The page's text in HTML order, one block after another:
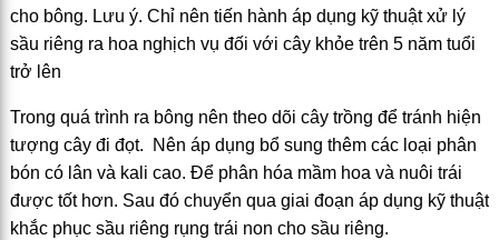
cho bông. Lưu ý. Chỉ nên tiến hành áp dụng kỹ thuật xử lý
sầu riêng ra hoa nghịch vụ đối với cây khỏe trên 5 năm tuổi
trở lên
Trong quá trình ra bông nên theo dõi cây trồng để tránh hiện
tượng cây đi đọt. Nên áp dụng bổ sung thêm các loại phân
bón có lân và kali cao. Để phân hóa mầm hoa và nuôi trái
được tốt hơn. Sau đó chuyển qua giai đoạn áp dụng kỹ thuật
khắc phục sầu riêng rụng trái non cho sầu riêng.